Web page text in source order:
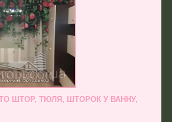
ШТОР, ТЮЛЯ, ШТОРОК У ВАННУ,